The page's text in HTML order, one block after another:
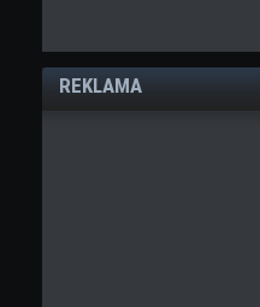
REKLAMA